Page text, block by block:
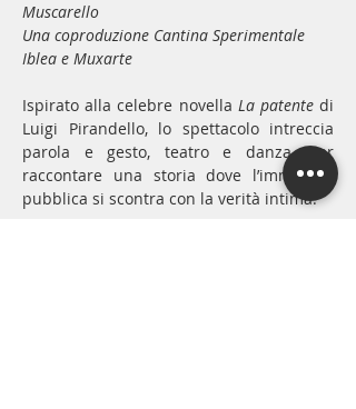
Muscarello
Una coproduzione Cantina Sperimentale
Iblea e Muxarte
Ispirato alla celebre novella La patente di
Luigi Pirandello, lo spettacolo intreccia
parola e gesto, teatro e danza, per
raccontare una storia dove l’immagine
pubblica si scontra con la verità intima.